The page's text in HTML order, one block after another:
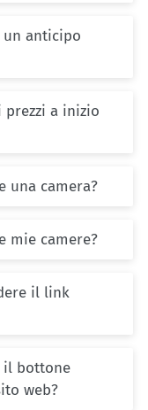
un anticipo
prezzi a inizio
una camera?
mie camere?
il link
il bottone
web?